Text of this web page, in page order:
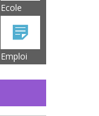
Ecole
Emploi